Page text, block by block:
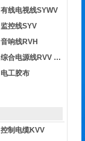
有线电视线SYWV
监控线SYV
音响线RVH
综合电源线RVV KVVR
电工胶布
控制电缆KVV